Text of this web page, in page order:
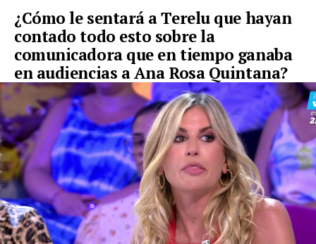
¿Cómo le sentará a Terelu que hayan
contado todo esto sobre la
comunicadora que en tiempo ganaba
en audiencias a Ana Rosa Quintana?